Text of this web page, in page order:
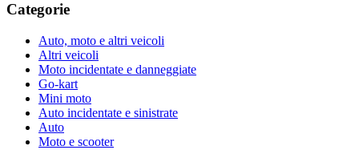
Categorie
Auto, moto e altri veicoli
Altri veicoli
Moto incidentate e danneggiate
Go-kart
Mini moto
Auto incidentate e sinistrate
Auto
Moto e scooter